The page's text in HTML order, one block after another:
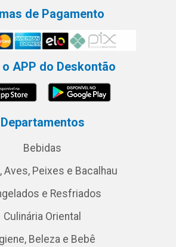
de Pagamento
o APP do Deskontão
Departamentos
Bebidas
Aves, Peixes e Bacalhau
e Resfriados
Culinária Oriental
Beleza e Bebê